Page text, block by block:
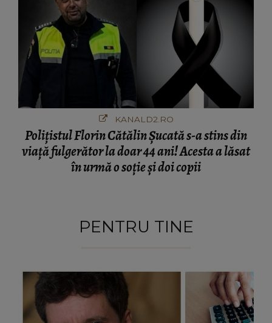
KANALD2.RO
Polițistul Florin Cătălin Șucată s-a stins din
viață fulgerător la doar 44 ani! Acesta a lăsat
în urmă o soție și doi copii
PENTRU TINE